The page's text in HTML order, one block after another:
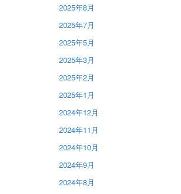
2025年8月
2025年7月
2025年5月
2025年3月
2025年2月
2025年1月
2024年12月
2024年11月
2024年10月
2024年9月
2024年8月